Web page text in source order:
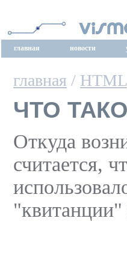
главная новости
главная / HTML
ЧТО
Откуда
считается,